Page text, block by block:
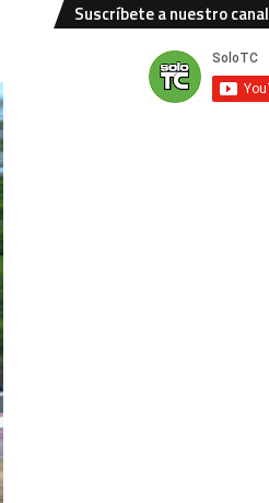
Suscríbete a nuestro canal